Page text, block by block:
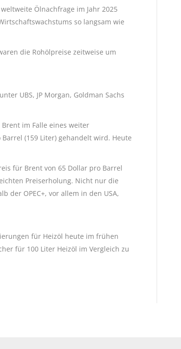
Ölnachfrage im Jahr 2025
so langsam wie
die Rohölpreise zeitweise um
UBS, JP Morgan, Goldman Sachs
im Falle eines weiter
(159 Liter) gehandelt wird. Heute
für Brent von 65 Dollar pro Barrel
Preiserholung. Nicht nur die
der OPEC+, vor allem in den USA,
für Heizöl heute im frühen
für 100 Liter Heizöl im Vergleich zu